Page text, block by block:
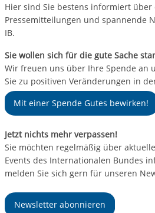
Hier sind Sie bestens informiert über
Pressemitteilungen und spannende
IB.
Sie wollen sich für die gute Sache
Wir freuen uns über Ihre Spende an
Sie zu positiven Veränderungen in
Mit einer Spende Gutes bewirken!
Jetzt nichts mehr verpassen!
Sie möchten regelmäßig über
Events des Internationalen Bundes
melden Sie sich gern für unseren
Newsletter abonnieren